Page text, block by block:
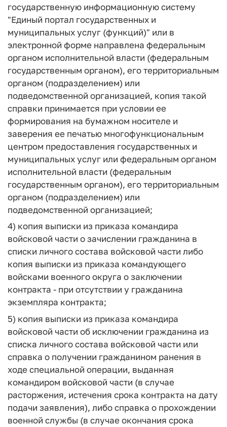
государственную информационную систему
"Единый портал государственных и
муниципальных услуг (функций)" или в
электронной форме направлена федеральным
органом исполнительной власти (федеральным
государственным органом), его территориальным
органом (подразделением) или
подведомственной организацией, копия такой
справки принимается при условии ее
формирования на бумажном носителе и
заверения ее печатью многофункциональным
центром предоставления государственных и
муниципальных услуг или федеральным органом
исполнительной власти (федеральным
государственным органом), его территориальным
органом (подразделением) или
подведомственной организацией;
4) копия выписки из приказа командира
войсковой части о зачислении гражданина в
списки личного состава войсковой части либо
копия выписки из приказа командующего
войсками военного округа о заключении
контракта - при отсутствии у гражданина
экземпляра контракта;
5) копия выписки из приказа командира
войсковой части об исключении гражданина из
списка личного состава войсковой части или
справка о получении гражданином ранения в
ходе специальной операции, выданная
командиром войсковой части (в случае
расторжения, истечения срока контракта на дату
подачи заявления), либо справка о прохождении
военной службы (в случае окончания срока